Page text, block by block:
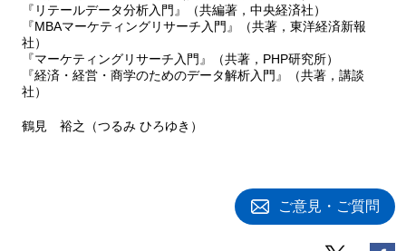
『リテールデータ分析入門』（共編著，中央経済社）
『MBAマーケティングリサーチ入門』（共著，東洋経済新報
社）
『マーケティングリサーチ入門』（共著，PHP研究所）
『経済・経営・商学のためのデータ解析入門』（共著，講談
社）
鶴見 裕之（つるみ ひろゆき）
ご意見・ご質問